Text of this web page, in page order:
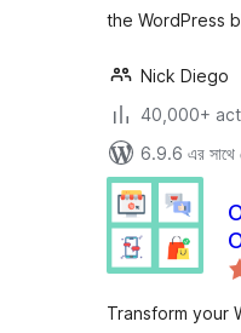
the WordPress
Nick Diego
40,000+
6.9.6 এর সাথে
Transform your